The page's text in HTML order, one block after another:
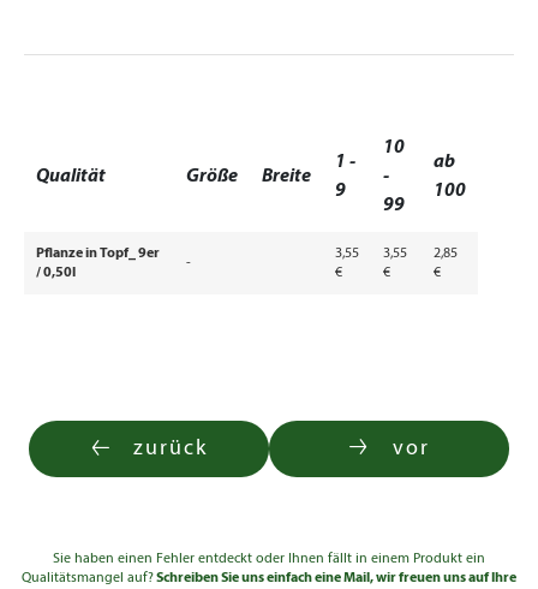
Qualität Größe Breite
1 -
9
10
-
99
ab
100
Pflanze in Topf_ 9er
/ 0,50l
-
3,55
€
3,55
€
2,85
€
zurück vor
Sie haben einen Fehler entdeckt oder Ihnen fällt in einem Produkt ein
Qualitätsmangel auf?Schreiben Sie uns einfach eine Mail, wir freuen uns auf Ihre